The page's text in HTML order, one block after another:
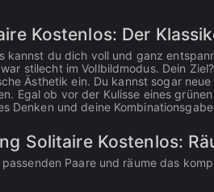
Kostenlos: Der
kannst du dich voll und ganz
stilecht im Vollbildmodus. Dein
Ästhetik ein. Du kannst sogar
Egal ob vor der Kulisse eines
Denken und deine
Solitaire Kostenlos:
Paare und räume das